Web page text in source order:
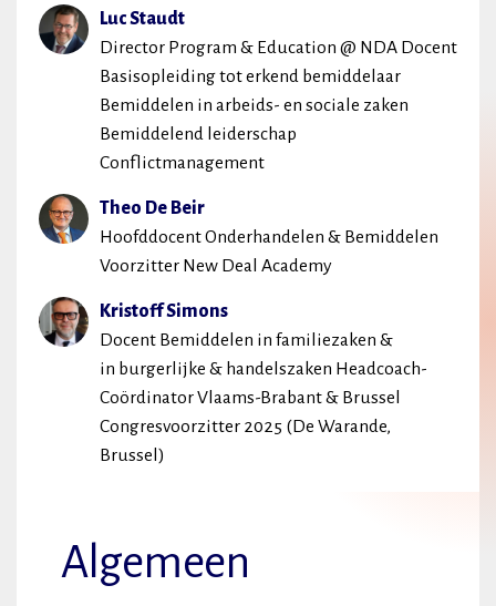
Algemeen
Luc Staudt
Director Program & Education @ NDA Docent
Basisopleiding tot erkend bemiddelaar
Bemiddelen in arbeids- en sociale zaken
Bemiddelend leiderschap
Conflictmanagement
Theo De Beir
Hoofddocent Onderhandelen & Bemiddelen
Voorzitter New Deal Academy
Kristoff Simons
Docent Bemiddelen in familiezaken &
in burgerlijke & handelszaken Headcoach-
Coördinator Vlaams-Brabant & Brussel
Congresvoorzitter 2025 (De Warande,
Brussel)